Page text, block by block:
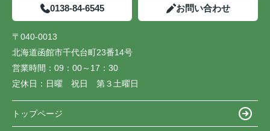
0138-84-6545 お問い合わせ
〒040-0013
北海道函館市千代台町23番14号
営業時間： 09：00～17：30
定休日： 日曜 祝日 第３土曜日
トップページ